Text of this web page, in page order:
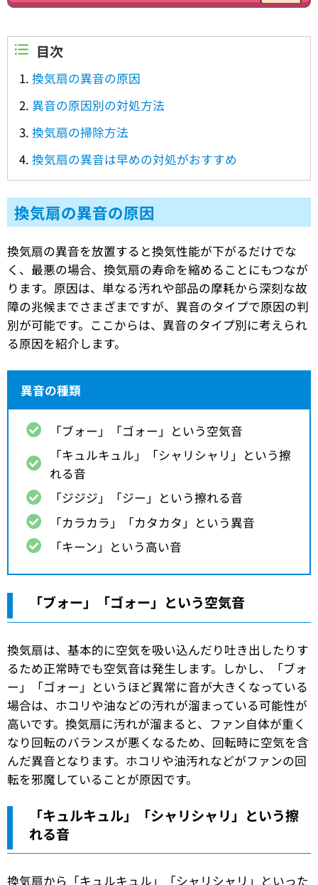
目次
換気扇の異音の原因
異音の原因別の対処方法
換気扇の掃除方法
換気扇の異音は早めの対処がおすすめ
換気扇の異音の原因
換気扇の異音を放置すると換気性能が下がるだけでな
く、最悪の場合、換気扇の寿命を縮めることにもつなが
ります。原因は、単なる汚れや部品の摩耗から深刻な故
障の兆候までさまざまですが、異音のタイプで原因の判
別が可能です。ここからは、異音のタイプ別に考えられ
る原因を紹介します。
異音の種類
「ブォー」「ゴォー」という空気音
「キュルキュル」「シャリシャリ」という擦
れる音
「ジジジ」「ジー」という擦れる音
「カラカラ」「カタカタ」という異音
「キーン」という高い音
「ブォー」「ゴォー」という空気音
換気扇は、基本的に空気を吸い込んだり吐き出したりす
るため正常時でも空気音は発生します。しかし、「ブォ
ー」「ゴォー」というほど異常に音が大きくなっている
場合は、ホコリや油などの汚れが溜まっている可能性が
高いです。換気扇に汚れが溜まると、ファン自体が重く
なり回転のバランスが悪くなるため、回転時に空気を含
んだ異音となります。ホコリや油汚れなどがファンの回
転を邪魔していることが原因です。
「キュルキュル」「シャリシャリ」という擦
れる音
換気扇から「キュルキュル」「シャリシャリ」といった